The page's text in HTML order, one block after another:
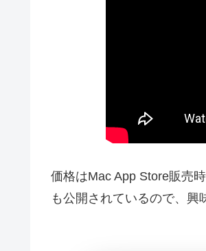
価格はMac App Store販売
も公開されているので、興